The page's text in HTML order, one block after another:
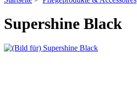
Supershine Black